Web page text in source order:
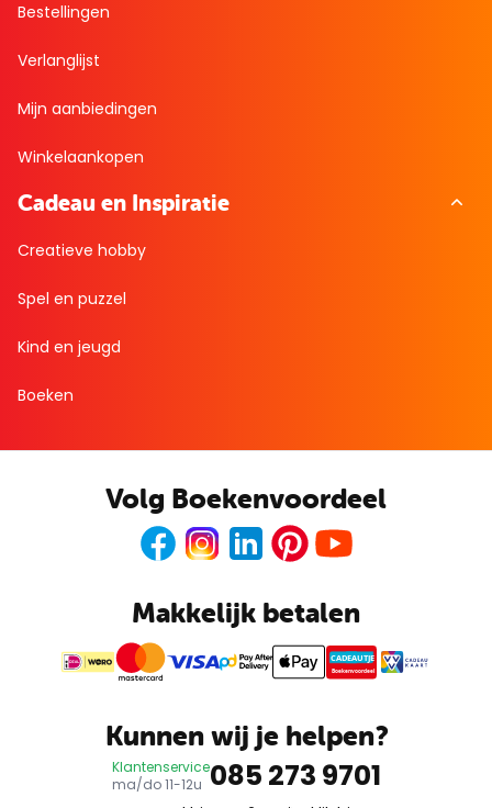
Bestellingen
Verlanglijst
Mijn aanbiedingen
Winkelaankopen
Cadeau en Inspiratie
Creatieve hobby
Spel en puzzel
Kind en jeugd
Boeken
Volg Boekenvoordeel
FacebookInstagramLinkedInPinterest
Makkelijk betalen
Boekenvoordeel
CADEAUTJE
Kunnen wij je helpen?
Klantenservice
ma/do 11-12u 085 273 9701